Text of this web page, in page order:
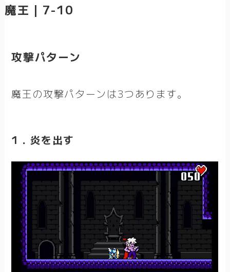
魔王｜7-10
攻撃パターン
魔王の攻撃パターンは3つあります。
1．炎を出す